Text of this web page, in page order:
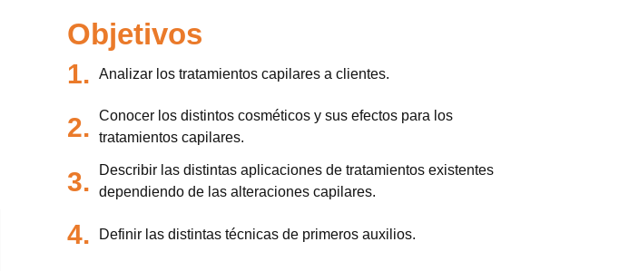
Objetivos
1. Analizar los tratamientos capilares a clientes.
2.
Conocer los distintos cosméticos y sus efectos para los
tratamientos capilares.
3.
Describir las distintas aplicaciones de tratamientos existentes
dependiendo de las alteraciones capilares.
4. Definir las distintas técnicas de primeros auxilios.